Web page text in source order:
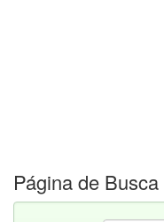
Página de Busca